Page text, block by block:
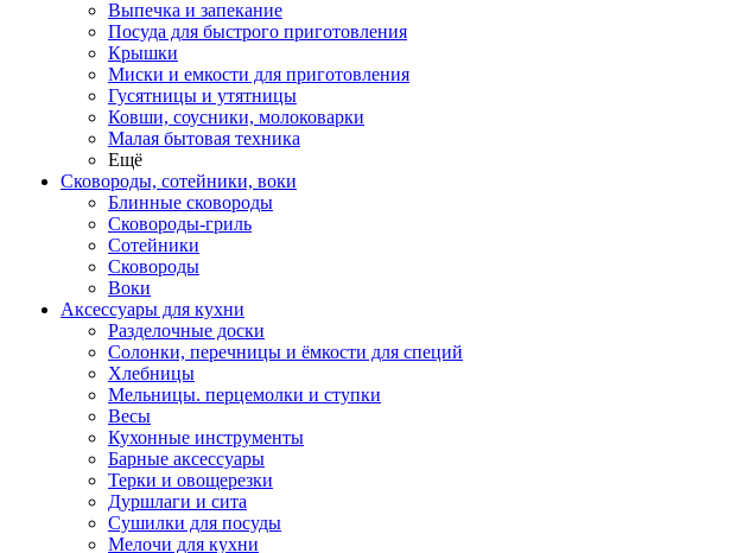
Выпечка и запекание
Посуда для быстрого приготовления
Крышки
Миски и емкости для приготовления
Гусятницы и утятницы
Ковши, соусники, молоковарки
Малая бытовая техника
Ещё
Сковороды, сотейники, воки
Блинные сковороды
Сковороды-гриль
Сотейники
Сковороды
Воки
Аксессуары для кухни
Разделочные доски
Солонки, перечницы и ёмкости для специй
Хлебницы
Мельницы. перцемолки и ступки
Весы
Кухонные инструменты
Барные аксессуары
Терки и овощерезки
Дуршлаги и сита
Сушилки для посуды
Мелочи для кухни